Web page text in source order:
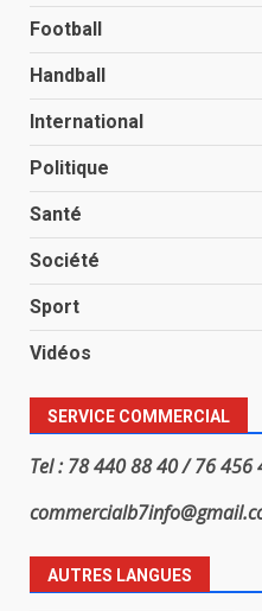
Football
Handball
International
Politique
Santé
Société
Sport
Vidéos
SERVICE COMMERCIAL
Tel : 78 440 88 40 / 76 456
AUTRES LANGUES